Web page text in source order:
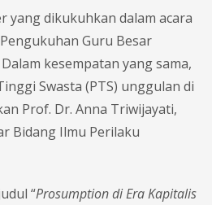
yang dikukuhkan dalam acara
Guru Besar
kesempatan yang sama,
Swasta (PTS) unggulan di
Prof. Dr. Anna Triwijayati,
Bidang Ilmu Perilaku
“Prosumption di Era Kapitalis